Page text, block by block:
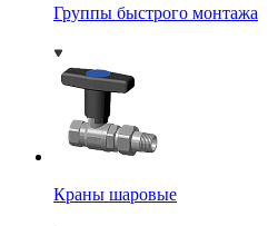
Группы быстрого монтажа
Краны шаровые